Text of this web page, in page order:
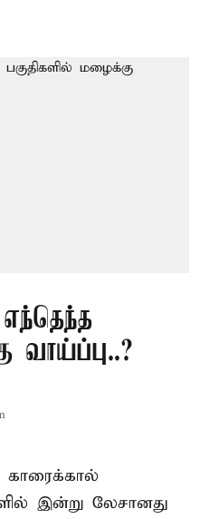
வாய்ப்பு..?
காரைக்கால்
இன்று லேசானது